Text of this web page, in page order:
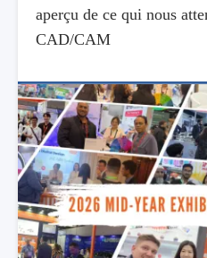
aperçu de ce qui nous
CAD/CAM